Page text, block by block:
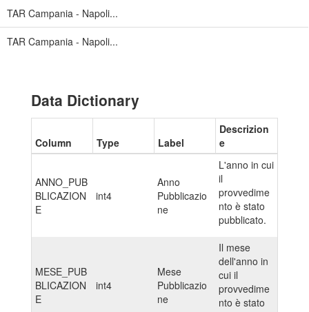
TAR Campania - Napoli...
TAR Campania - Napoli...
Data Dictionary
Column Type Label
Descrizion
e
ANNO_PUB
BLICAZION
E
int4
Anno
Pubblicazio
ne
L'anno in cui
il
provvedime
nto è stato
pubblicato.
MESE_PUB
BLICAZION
E
int4
Mese
Pubblicazio
ne
Il mese
dell'anno in
cui il
provvedime
nto è stato